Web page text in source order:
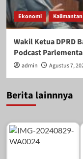
Ekonomi
Wakil Ketua DPRD
Podcast
admin Agustus 7,
Berita lainnnya